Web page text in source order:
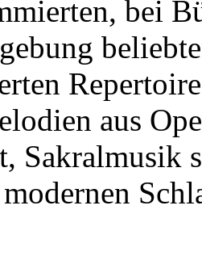
bei
aus
Sakralmusik